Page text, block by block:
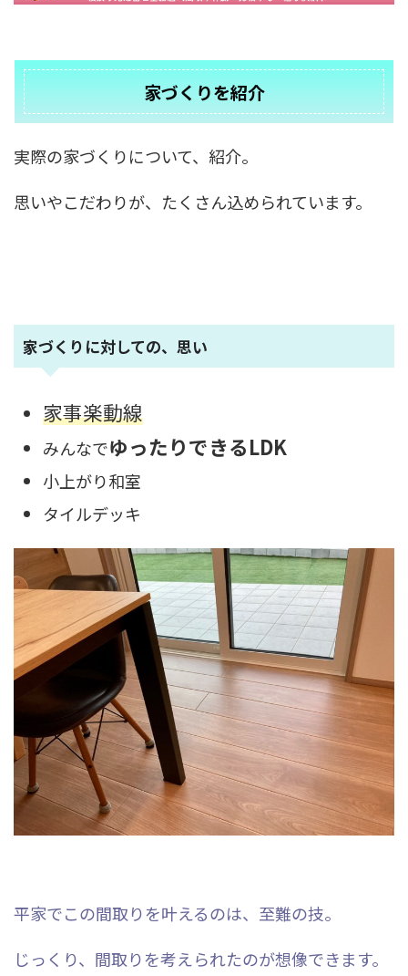
家づくりを紹介
実際の家づくりについて、紹介。
思いやこだわりが、たくさん込められています。
家づくりに対しての、思い
家事楽動線
みんなでゆったりできるLDK
小上がり和室
タイルデッキ
平家でこの間取りを叶えるのは、至難の技。
じっくり、間取りを考えられたのが想像できます。